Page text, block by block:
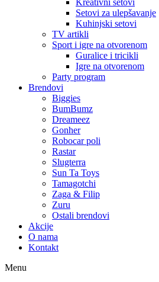
Kreativni setovi
Setovi za ulepšavanje
Kuhinjski setovi
TV artikli
Sport i igre na otvorenom
Guralice i tricikli
Igre na otvorenom
Party program
Brendovi
Biggies
BumBumz
Dreameez
Gonher
Robocar poli
Rastar
Slugterra
Sun Ta Toys
Tamagotchi
Zaga & Filip
Zuru
Ostali brendovi
Akcije
O nama
Kontakt
Menu